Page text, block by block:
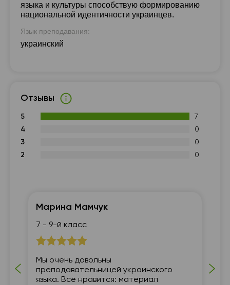
языка и культуры способствую формированию
национальной идентичности украинцев.
Язык преподавания:
украинский
Отзывы
5
7
4
0
3
0
2
0
Марина Мамчук
7 - 9-й класс
Мы очень довольны
преподавательницей украинского
языка. Всё нравится: материал